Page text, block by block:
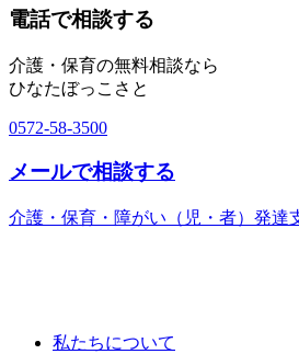
電話で相談する
介護・保育の無料相談なら
ひなたぼっこさと
0572-58-3500
メールで相談する
介護・保育・障がい（児・者）発達
私たちについて